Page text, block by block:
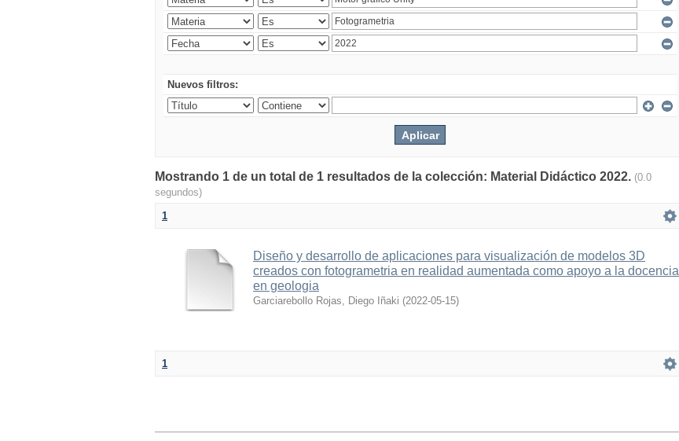
Nuevos filtros:
Mostrando 1 de un total de 1 resultados de la colección: Material Didáctico 2022. (0.0
segundos)
1
Diseño y desarrollo de aplicaciones para visualización de modelos 3D
creados con fotogrametria en realidad aumentada como apoyo a la docencia
en geologia
Garciarebollo Rojas, Diego Iñaki (2022-05-15)
1